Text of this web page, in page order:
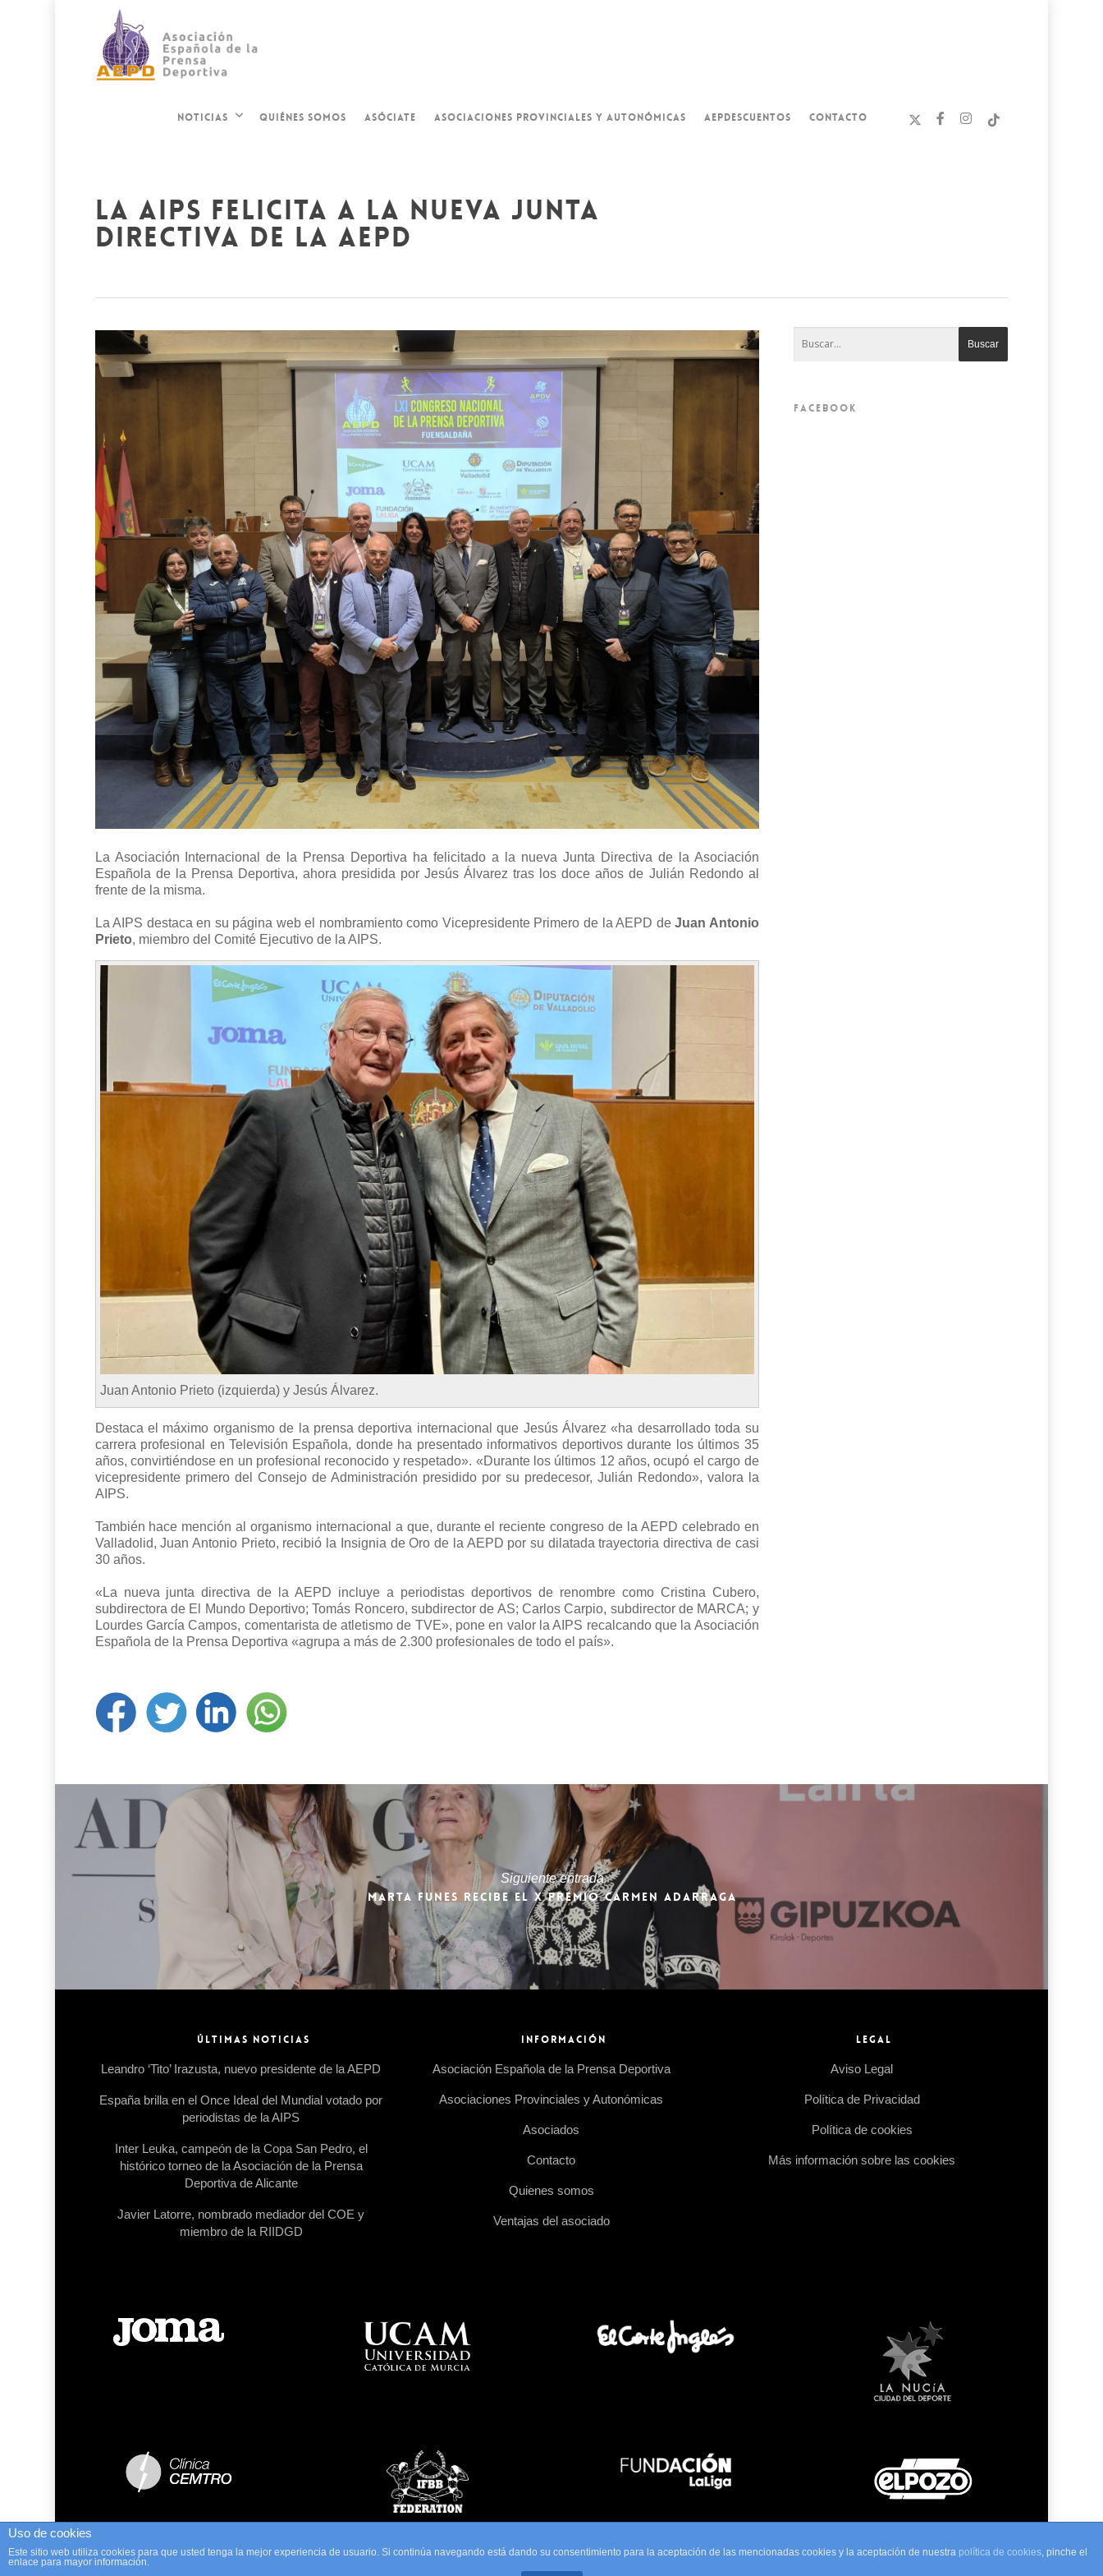
NOTICIAS QUIÉNES SOMOS ASÓCIATE ASOCIACIONES PROVINCIALES Y AUTONÓMICAS AEPDESCUENTOS CONTACTO
la aips felicita a la nueva junta
directiva de la aepd
La Asociación Internacional de la Prensa Deportiva ha felicitado a la nueva Junta Directiva de la Asociación
Española de la Prensa Deportiva, ahora presidida por Jesús Álvarez tras los doce años de Julián Redondo al
frente de la misma.
La AIPS destaca en su página web el nombramiento como Vicepresidente Primero de la AEPD deJuan Antonio
Prieto, miembro del Comité Ejecutivo de la AIPS.
Juan Antonio Prieto (izquierda) y Jesús Álvarez.
Destaca el máximo organismo de la prensa deportiva internacional que Jesús Álvarez «ha desarrollado toda su
carrera profesional en Televisión Española, donde ha presentado informativos deportivos durante los últimos 35
años, convirtiéndose en un profesional reconocido y respetado». «Durante los últimos 12 años, ocupó el cargo de
vicepresidente primero del Consejo de Administración presidido por su predecesor, Julián Redondo», valora la
AIPS.
También hace mención al organismo internacional a que, durante el reciente congreso de la AEPD celebrado en
Valladolid, Juan Antonio Prieto, recibió la Insignia de Oro de la AEPD por su dilatada trayectoria directiva de casi
30 años.
«La nueva junta directiva de la AEPD incluye a periodistas deportivos de renombre como Cristina Cubero,
subdirectora de El Mundo Deportivo; Tomás Roncero, subdirector de AS; Carlos Carpio, subdirector de MARCA; y
Lourdes García Campos, comentarista de atletismo de TVE», pone en valor la AIPS recalcando que la Asociación
Española de la Prensa Deportiva «agrupa a más de 2.300 profesionales de todo el país».
FACEBOOK
Siguiente entrada
MARTA FUNES RECIBE EL X PREMIO CARMEN ADARRAGA
ÚLTIMAS NOTICIAS
Leandro ‘Tito’ Irazusta, nuevo presidente de la AEPD
España brilla en el Once Ideal del Mundial votado por
periodistas de la AIPS
Inter Leuka, campeón de la Copa San Pedro, el
histórico torneo de la Asociación de la Prensa
Deportiva de Alicante
Javier Latorre, nombrado mediador del COE y
miembro de la RIIDGD
INFORMACIÓN
Asociación Española de la Prensa Deportiva
Asociaciones Provinciales y Autonómicas
Asociados
Contacto
Quienes somos
Ventajas del asociado
LEGAL
Aviso Legal
Política de Privacidad
Política de cookies
Más información sobre las cookies
Uso de cookies
Este sitio web utiliza cookies para que usted tenga la mejor experiencia de usuario. Si continúa navegando está dando su consentimiento para la aceptación de las mencionadas cookies y la aceptación de nuestra política de cookies, pinche el
enlace para mayor información.